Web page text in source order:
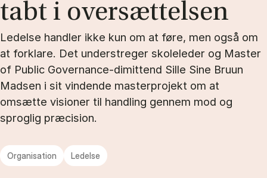
tabt i over­sæt­tel­sen
Ledelse handler ikke kun om at føre, men også om
at forklare. Det understreger skoleleder og Master
of Public Governance-dimittend Sille Sine Bruun
Madsen i sit vindende masterprojekt om at
omsætte visioner til handling gennem mod og
sproglig præcision.
Organisation Ledelse